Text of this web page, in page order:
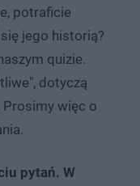
potraficie
jego historią?
quizie.
dotyczą
więc o
pytań. W